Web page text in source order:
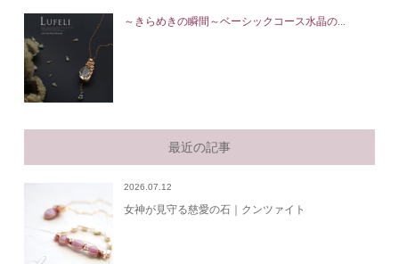
～きらめきの瞬間～ベーシックコース水晶の...
最近の記事
2026.07.12
女神が見守る慈愛の石｜クンツァイト